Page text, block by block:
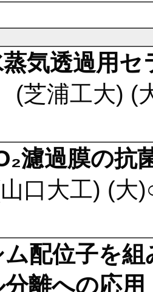
気透過用
(芝浦工大) (
濾過膜の抗
口大工) (大
配位子を
離への応用